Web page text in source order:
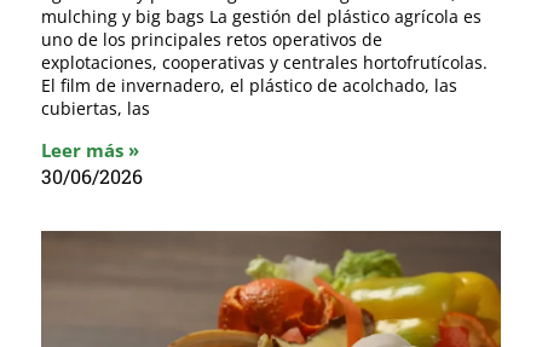
mulching y big bags La gestión del plástico agrícola es
uno de los principales retos operativos de
explotaciones, cooperativas y centrales hortofrutícolas.
El film de invernadero, el plástico de acolchado, las
cubiertas, las
Leer más »
30/06/2026